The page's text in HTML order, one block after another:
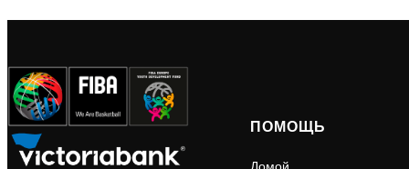
ПОМОЩЬ